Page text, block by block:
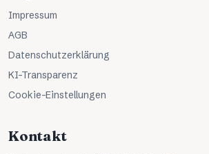
Impressum
AGB
Datenschutzerklärung
KI-Transparenz
Cookie-Einstellungen
Kontakt